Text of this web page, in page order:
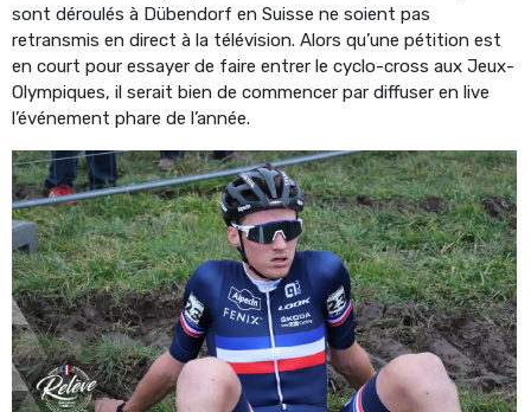
sont déroulés à Dübendorf en Suisse ne soient pas
retransmis en direct à la télévision. Alors qu’une pétition est
en court pour essayer de faire entrer le cyclo-cross aux Jeux-
Olympiques, il serait bien de commencer par diffuser en live
l’événement phare de l’année.